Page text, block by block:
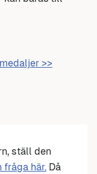
>>
ställ den
fråga här. Då